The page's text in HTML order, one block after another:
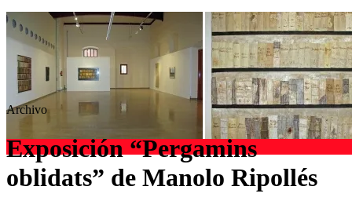
Archivo
Exposición “Pergamins
oblidats” de Manolo Ripollés